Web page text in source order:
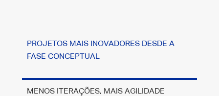
PROJETOS MAIS INOVADORES DESDE A
FASE CONCEPTUAL
MENOS ITERAÇÕES, MAIS AGILIDADE